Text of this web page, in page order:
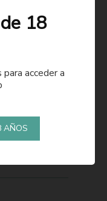
18
acceder a
AÑOS